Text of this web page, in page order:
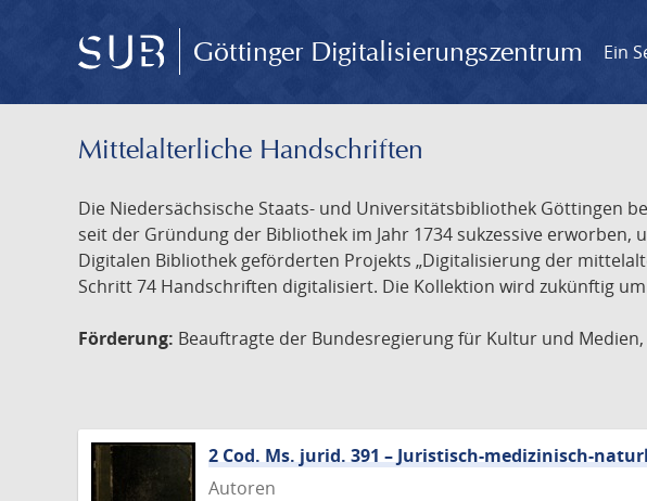
Göttinger Digitalisierungszentrum Ein
Mittelalterliche Handschriften
Die Niedersächsische Staats- und Universitätsbibliothek Göttingen
seit der Gründung der Bibliothek im Jahr 1734 sukzessive
Digitalen Bibliothek geförderten Projekts „Digitalisierung der
Schritt 74 Handschriften digitalisiert. Die Kollektion wird zukünftig
Förderung: Beauftragte der Bundesregierung für Kultur und
2 Cod. Ms. jurid. 391 – Juristisch-medizinisch-
Autoren